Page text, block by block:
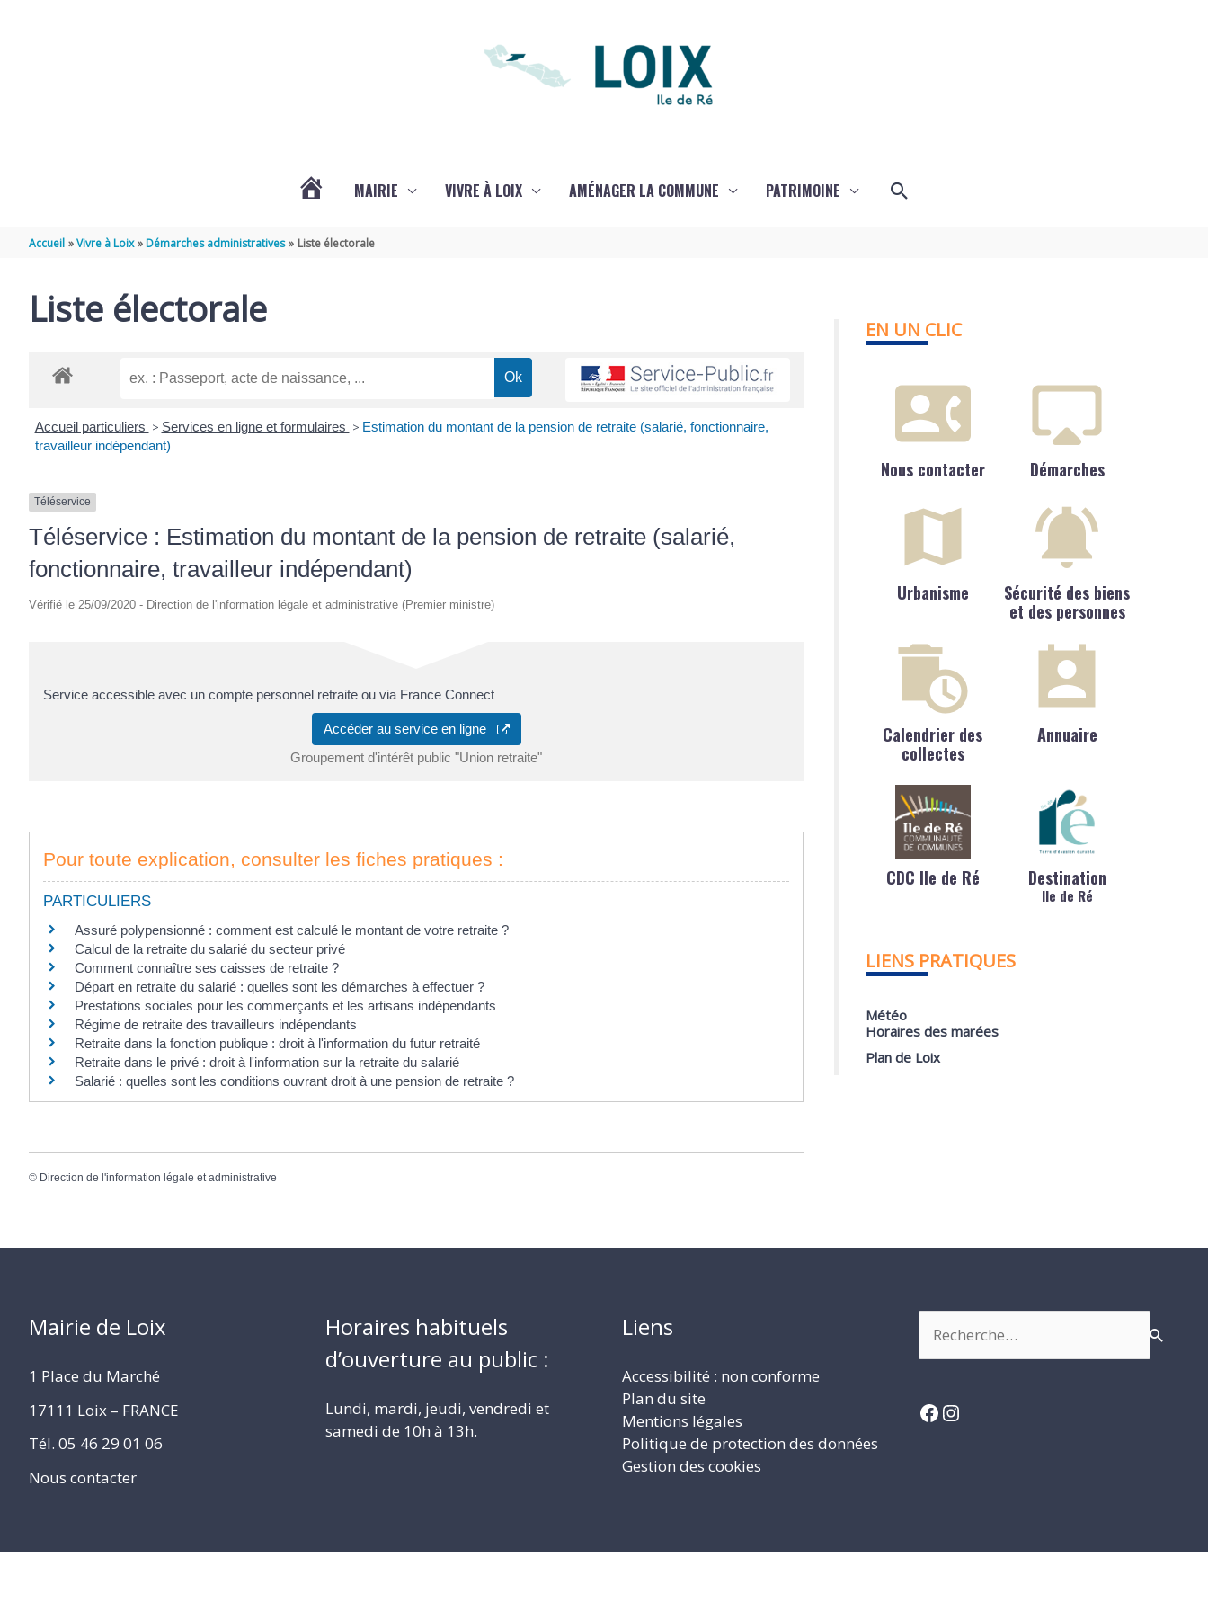
MAIRIE VIVRE À LOIX AMÉNAGER LA COMMUNE PATRIMOINE Rechercher
Accueil Vivre à Loix Démarches administratives Liste électorale
Liste électorale
Accueil particuliers > Services en ligne et formulaires > Estimation du montant de la pension de retraite (salarié, fonctionnaire,
travailleur indépendant)
Téléservice
Téléservice : Estimation du montant de la pension de retraite (salarié,
fonctionnaire, travailleur indépendant)
Vérifié le 25/09/2020 - Direction de l'information légale et administrative (Premier ministre)
Service accessible avec un compte personnel retraite ou via France Connect
Accéder au service en ligne
Groupement d'intérêt public "Union retraite"
Pour toute explication, consulter les fiches pratiques :
PARTICULIERS
Assuré polypensionné : comment est calculé le montant de votre retraite ?
Calcul de la retraite du salarié du secteur privé
Comment connaître ses caisses de retraite ?
Départ en retraite du salarié : quelles sont les démarches à effectuer ?
Prestations sociales pour les commerçants et les artisans indépendants
Régime de retraite des travailleurs indépendants
Retraite dans la fonction publique : droit à l'information du futur retraité
Retraite dans le privé : droit à l'information sur la retraite du salarié
Salarié : quelles sont les conditions ouvrant droit à une pension de retraite ?
© Direction de l'information légale et administrative
EN UN CLIC
Nous contacter Démarches
Urbanisme
Sécurité des biens
et des personnes
Calendrier des
collectes
Annuaire
CDC Ile de Ré Destination
Ile de Ré
LIENS PRATIQUES
Météo
Horaires des marées
Plan de Loix
Mairie de Loix
1 Place du Marché
17111 Loix – FRANCE
Tél. 05 46 29 01 06
Nous contacter
Horaires habituels
d’ouverture au public :
Lundi, mardi, jeudi, vendredi et
samedi de 10h à 13h.
Liens
Accessibilité : non conforme
Plan du site
Mentions légales
Politique de protection des données
Gestion des cookies
Facebook
Instagram